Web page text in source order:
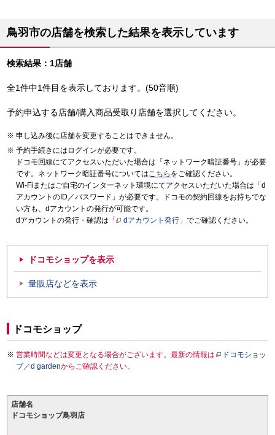
鳥羽市の店舗を検索した結果を表示しています
検索結果：1店舗
全1件中1件目を表示しております。(50音順)
予約申込する店舗/購入商品受取り店舗を選択してください。
申し込み後に店舗を変更することはできません。
予約手続きにはログインが必要です。
ドコモ回線にてアクセスいただいた場合は「ネットワーク暗証番号」が必要
です。ネットワーク暗証番号についてはこちら をご確認ください。
Wi-Fiまたはご自宅のインターネット環境にてアクセスいただいた場合は「d
アカウントのID／パスワード」が必要です。ドコモの契約回線をお持ちでな
い方も、dアカウントの発行が可能です。
dアカウントの発行・確認は「
dアカウント発行 」でご確認ください。
ドコモショップを表示
量販店などを表示
ドコモショップ
営業時間などは変更となる場合がございます。最新の情報は
ドコモショッ
プ／d gardenからご確認ください。
店舗名
ドコモショップ鳥羽店